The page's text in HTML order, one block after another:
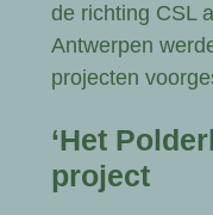
de richting CSL
Antwerpen
projecten
‘Het
project